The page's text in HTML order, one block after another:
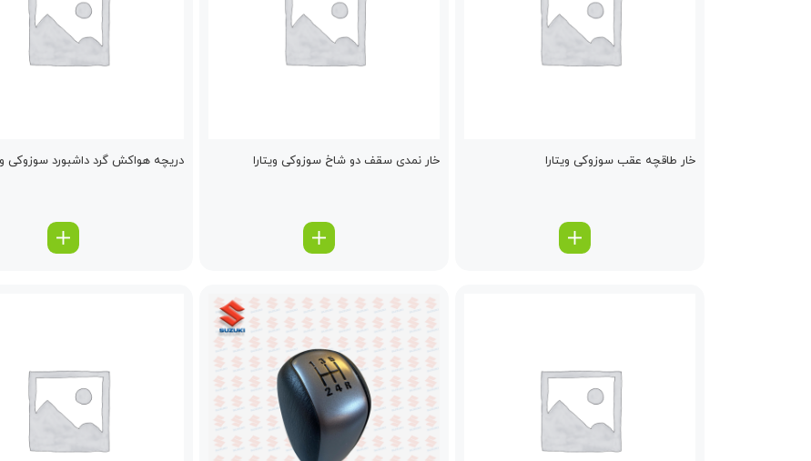
خار طاقچه عقب سوزوکی ویتارا خار نمدی سقف دو شاخ سوزوکی ویتارا دریچه هواكش گرد داشبورد سوزوکی